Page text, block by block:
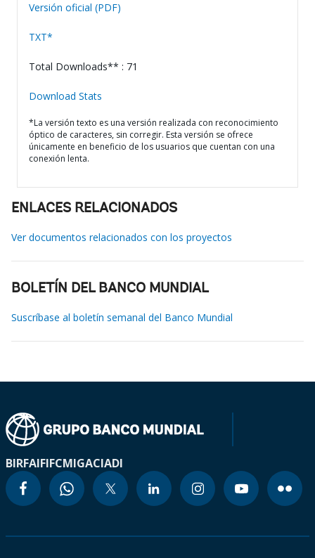
Versión oficial (PDF)
TXT*
Total Downloads** : 71
Download Stats
*La versión texto es una versión realizada con reconocimiento
óptico de caracteres, sin corregir. Esta versión se ofrece
únicamente en beneficio de los usuarios que cuentan con una
conexión lenta.
ENLACES RELACIONADOS
Ver documentos relacionados con los proyectos
BOLETÍN DEL BANCO MUNDIAL
Suscríbase al boletín semanal del Banco Mundial
BIRFAIFIFCMIGACIADI